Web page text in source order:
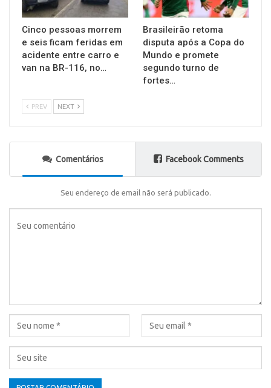
Cinco pessoas morrem
e seis ficam feridas em
acidente entre carro e
van na BR-116, no…
Brasileirão retoma
disputa após a Copa do
Mundo e promete
segundo turno de
fortes…
PREV NEXT
Comentários Facebook Comments
Seu endereço de email não será publicado.